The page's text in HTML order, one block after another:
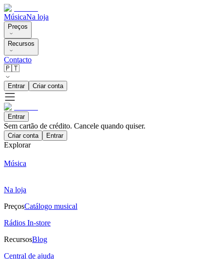
MúsicaNa loja
Preços
Recursos
Contacto
🇵🇹
Entrar Criar conta
Entrar
Sem cartão de crédito. Cancele quando quiser.
Criar conta Entrar
Explorar
Música
Na loja
PreçosCatálogo musical
Rádios In-store
RecursosBlog
Central de ajuda